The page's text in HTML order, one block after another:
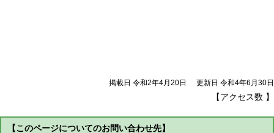
掲載日 令和2年4月20日 更新日 令和4年6月30日
【アクセス数 】
【このページについてのお問い合わせ先】